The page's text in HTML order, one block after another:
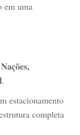
em uma
.
estacionamento
completa